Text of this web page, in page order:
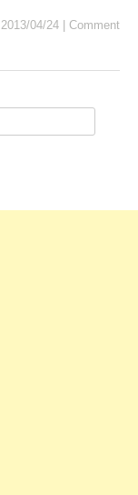
2013/04/24 Comment